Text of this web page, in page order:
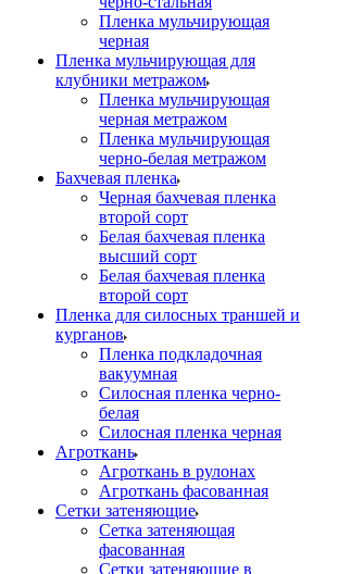
Пленка мульчирующая
черная
Пленка мульчирующая для
клубники метражом
Пленка мульчирующая
черная метражом
Пленка мульчирующая
черно-белая метражом
Бахчевая пленка
Черная бахчевая пленка
второй сорт
Белая бахчевая пленка
высший сорт
Белая бахчевая пленка
второй сорт
Пленка для силосных траншей и
курганов
Пленка подкладочная
вакуумная
Силосная пленка черно-
белая
Силосная пленка черная
Агроткань
Агроткань в рулонах
Агроткань фасованная
Сетки затеняющие
Сетка затеняющая
фасованная
Сетки затеняющие в